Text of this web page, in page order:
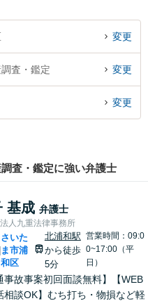
変更
査・鑑定 変更
変更
査・鑑定に強い弁護士
基成 弁護士
人九重法律事務所
さいた
ま市浦
和区
北浦和駅
から徒歩
5分
営業時間：09:0
0~17:00（平
日）
事故事案初回面談無料】【WEB
相談OK】むち打ち・物損など軽